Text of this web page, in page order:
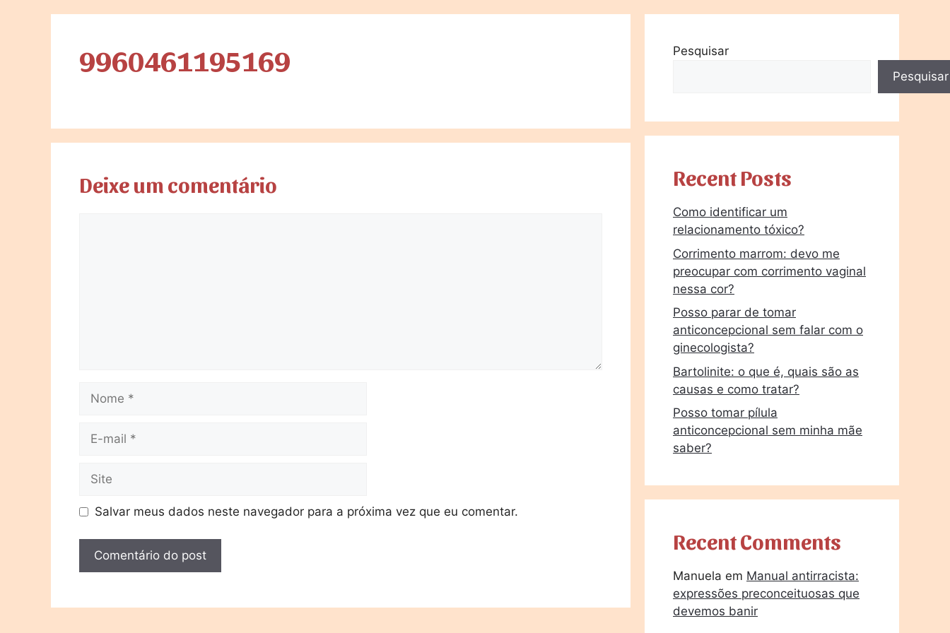
9960461195169
Deixe um comentário
Salvar meus dados neste navegador para a próxima vez que eu comentar.
Pesquisar
Pesquisar
Recent Posts
Como identificar um
relacionamento tóxico?
Corrimento marrom: devo me
preocupar com corrimento vaginal
nessa cor?
Posso parar de tomar
anticoncepcional sem falar com o
ginecologista?
Bartolinite: o que é, quais são as
causas e como tratar?
Posso tomar pílula
anticoncepcional sem minha mãe
saber?
Recent Comments
Manuela em Manual antirracista:
expressões preconceituosas que
devemos banir